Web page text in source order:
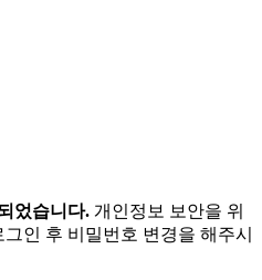
었습니다. 개인정보 보안을 위
인 후 비밀번호 변경을 해주시